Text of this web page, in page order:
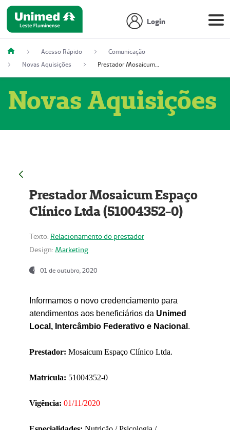
Login
Acesso Rápido
Comunicação
Novas Aquisições
Prestador Mosaicum Espaço Clínico Ltda (51004352-0)
Novas Aquisições
Prestador Mosaicum Espaço
Clínico Ltda (51004352-0)
Texto: Relacionamento do prestador
Design: Marketing
01 de outubro, 2020
Informamos o novo credenciamento para
atendimentos aos beneficiários da Unimed
Local, Intercâmbio Federativo e Nacional .
Prestador: Mosaicum Espaço Clínico Ltda.
Matrícula: 51004352-0
Vigência: 01/11/2020